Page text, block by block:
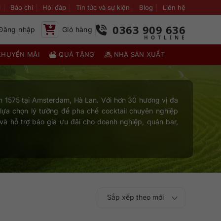
Báo chí Hỏi đáp Tin tức và sự kiện Blog Liên hệ
nhập Giỏ hàng 0363 909 636
MÃI QUÀ TẶNG NHÀ SẢN XUẤT
tại Amsterdam, Hà Lan. Với hơn 30 hương vị đa
chọn lý tưởng để pha chế cocktail chuyên nghiệp
hỗ trợ báo giá ưu đãi cho doanh nghiệp, quán bar,
Sắp xếp theo
Sắp xếp theo mới